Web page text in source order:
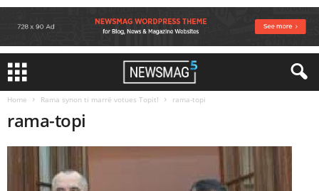
Home Rama synon ti marrë votues Topit! rama-topi
rama-topi